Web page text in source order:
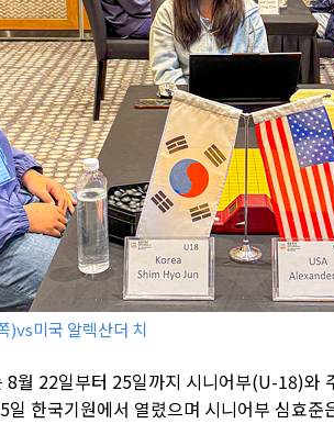
)vs미국 알렉산더 치
8월 22일부터 25일까지 시니어부(U-18)와
한국기원에서 열렸으며 시니어부 심효